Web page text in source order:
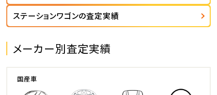
ステーションワゴンの査定実績
メーカー別査定実績
国産車